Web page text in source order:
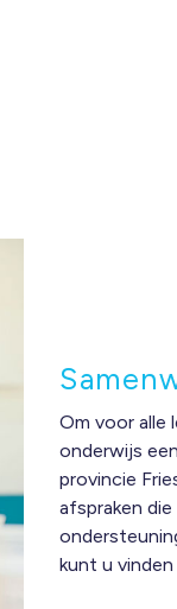
Om voor alle
onderwijs
provincie
afspraken
kunt u